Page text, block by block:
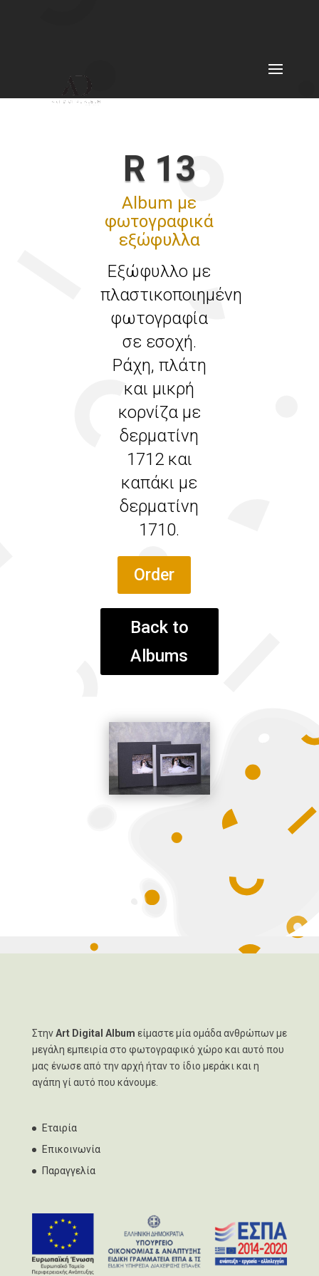
R 13
Album με
φωτογραφικά
εξώφυλλα
Εξώφυλλο με
πλαστικοποιημένη
φωτογραφία
σε εσοχή.
Ράχη, πλάτη
και μικρή
κορνίζα με
δερματίνη
1712 και
καπάκι με
δερματίνη
1710.
Order
Back to
Albums
ΣτηνArt Digital Album είμαστε μία ομάδα ανθρώπων με
μεγάλη εμπειρία στο φωτογραφικό χώρο και αυτό που
μας ένωσε από την αρχή ήταν το ίδιο μεράκι και η
αγάπη γί αυτό που κάνουμε.
Εταιρία
Επικοινωνία
Παραγγελία